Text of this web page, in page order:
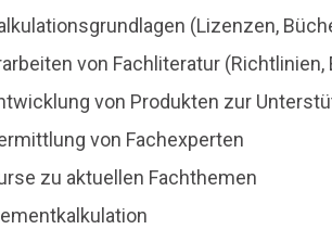
(Lizenzen,
von Fachliteratur
von Produkten zur
von Fachexperten
zu aktuellen Fachthemen